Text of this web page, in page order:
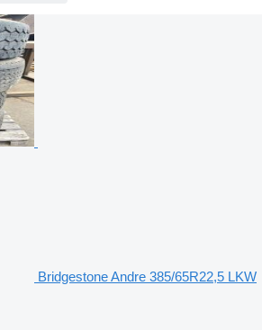
Bridgestone Andre 385/65R22,5 LKW